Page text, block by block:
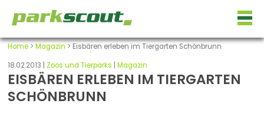
Home> Magazin > Eisbären erleben im Tiergarten Schönbrunn
18.02.2013 | Zoos und Tierparks Magazin
EISBÄREN ERLEBEN IM TIERGARTEN
SCHÖNBRUNN